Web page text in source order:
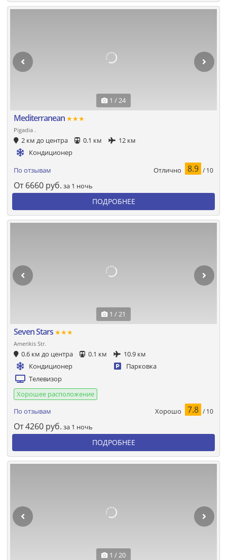
1 / 24
Mediterranean ★★★
Pigadia .
2 км до центра 0.1 км
12 км
Кондиционер
По отзывам Отлично 8.9 / 10
От 6660 руб. за 1 ночь
ПОДРОБНЕЕ
1 / 21
Seven Stars ★★★
Amerikis Str.
0.6 км до центра 0.1 км
10.9 км
Кондиционер
Парковка
Телевизор
Хорошее расположение
По отзывам
Хорошо 7.8 / 10
От4260 руб. за 1 ночь
ПОДРОБНЕЕ
1 / 20